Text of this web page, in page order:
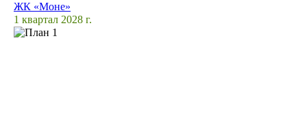
ЖК «Моне»
1 квартал 2028 г.